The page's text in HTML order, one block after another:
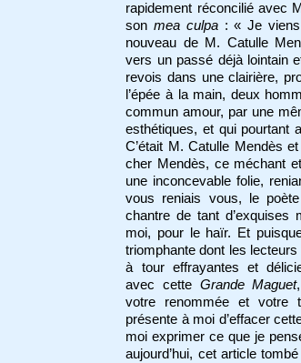
rapidement réconcilié avec
sonmea culpa: « Je viens
nouveau de M. Catulle
vers un passé déjà lointain
revois dans une clairière,
l’épée à la main, deux
commun amour, par une
esthétiques, et qui pourtant
C’était M. Catulle Mendès
cher Mendès, ce méchant
une inconcevable folie,
vous reniais vous, le
chantre de tant d’exquises
moi, pour le haïr. Et
triomphante dont les lecteurs
à tour effrayantes et
avec cette Grande Maguet
votre renommée et votre
présente à moi d’effacer
moi exprimer ce que je
aujourd’hui, cet article